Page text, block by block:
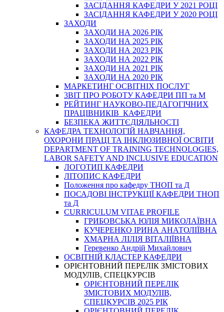
ЗАСІДАННЯ КАФЕДРИ У 2021 РОЦІ
ЗАСІДАННЯ КАФЕДРИ У 2020 РОЦІ
ЗАХОДИ
ЗАХОДИ НА 2026 РІК
ЗАХОДИ НА 2025 РІК
ЗАХОДИ НА 2023 РІК
ЗАХОДИ НА 2022 РІК
ЗАХОДИ НА 2021 РІК
ЗАХОДИ НА 2020 РІК
МАРКЕТИНГ ОСВІТНІХ ПОСЛУГ
3BIT ПРО РОБОТУ КАФЕДРИ ПП та М
РЕЙТИНГ НАУКОВО-ПЕДАГОГІЧНИХ
ПРАЦІВНИКІВ КАФЕДРИ
БЕЗПЕКА ЖИТТЄДІЯЛЬНОСТІ
КАФЕДРА ТЕХНОЛОГІЙ НАВЧАННЯ,
ОХОРОНИ ПРАЦІ ТА ІНКЛЮЗИВНОЇ ОСВІТИ
DEPARTMENT OF TRAINING TECHNOLOGIES,
LABOR SAFETY AND INCLUSIVE EDUCATION
ЛОГОТИП КАФЕДРИ
ЛІТОПИС КАФЕДРИ
Положення про кафедру ТНОП та Д
ПОСАДОВІ ІНСТРУКЦІЇ КАФЕДРИ ТНОП
та Д
CURRICULUM VITAE PROFILE
ГРИБОВСЬКА ЮЛІЯ МИКОЛАЇВНА
КУЧЕРЕНКО ІРИНА АНАТОЛІЇВНА
ХМАРНА ЛІЛІЯ ВІТАЛІЇВНА
Геревенко Андрій Михайлович
ОСВІТНІЙ КЛАСТЕР КАФЕДРИ
ОРІЄНТОВНИЙ ПЕРЕЛІК ЗМІСТОВИХ
МОДУЛІВ, СПЕЦКУРСІВ
ОРІЄНТОВНИЙ ПЕРЕЛІК
ЗМІСТОВИХ МОДУЛІВ,
СПЕЦКУРСІВ 2025 РІК